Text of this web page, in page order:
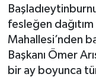
fesleğen
Mahallesi’nden
Başkanı Ömer
bir ay boyunca